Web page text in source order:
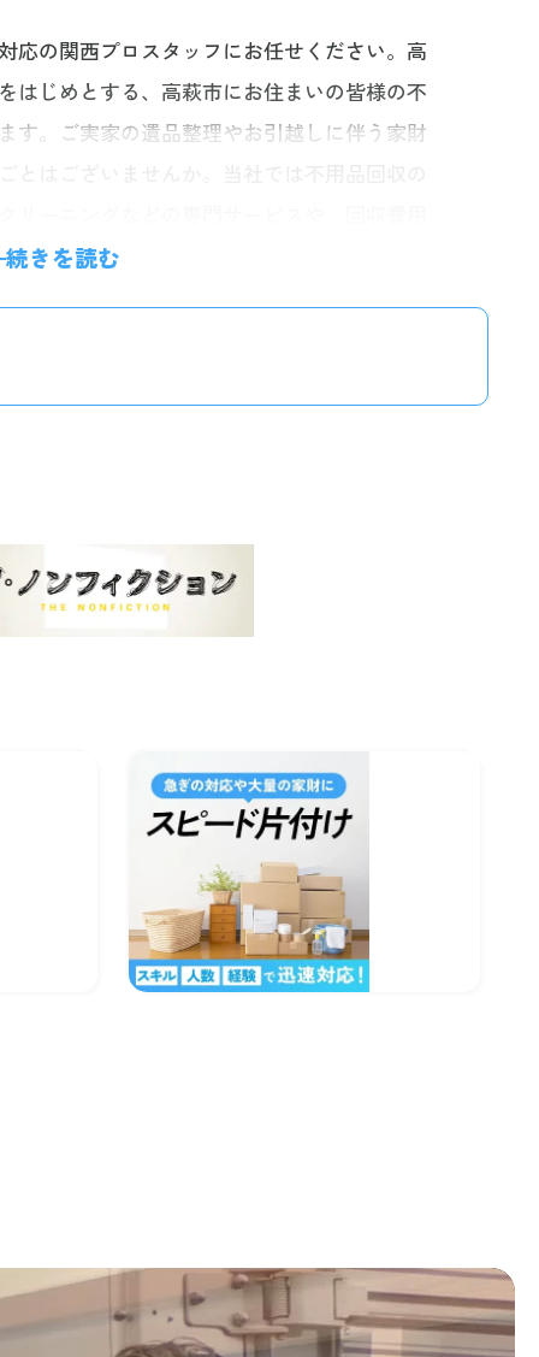
応の関西プロスタッフにお任せください。高
はじめとする、高萩市にお住まいの皆様の不
す。ご実家の遺品整理やお引越しに伴う家財
もご提供。ご高齢者世帯や空き家を所有さ
続きを読む